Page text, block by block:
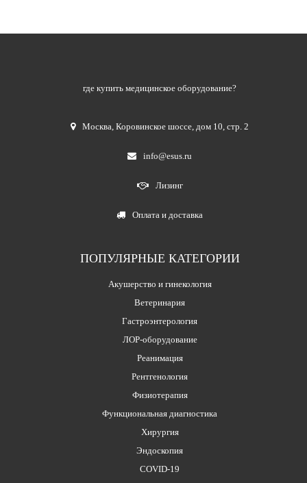
где купить медицинское оборудование?
Москва,Коровинское шоссе, дом 10, стр. 2
info@esus.ru
Лизинг
Оплата и доставка
ПОПУЛЯРНЫЕ КАТЕГОРИИ
Акушерство и гинекология
Ветеринария
Гастроэнтерология
ЛОР-оборудование
Реанимация
Рентгенология
Физиотерапия
Функциональная диагностика
Хирургия
Эндоскопия
COVID-19